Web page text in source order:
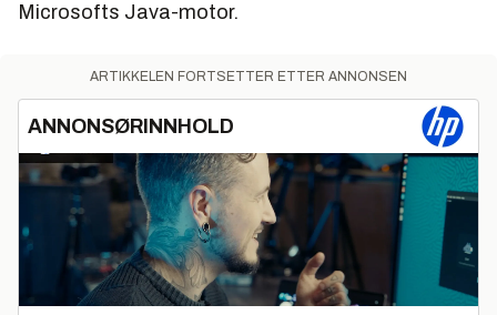
Microsofts Java-motor.
ARTIKKELEN FORTSETTER ETTER ANNONSEN
ANNONSØRINNHOLD